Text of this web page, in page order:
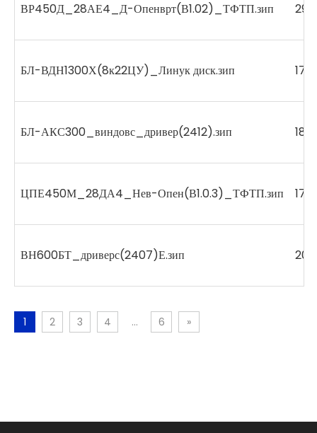
ВР450Д_28АЕ4_Д-Опенврт(В1.02)_ТФТП.зип
БЛ-ВДН1300Х(8к22ЦУ)_Линук диск.зип
БЛ-АКС300_виндовс_дривер(2412).зип
ЦПЕ450М_28ДА4_Нев-Опен(В1.0.3)_ТФТП.зип
ВН600БТ_дриверс(2407)Е.зип
1 2 3 4 ... 6 »